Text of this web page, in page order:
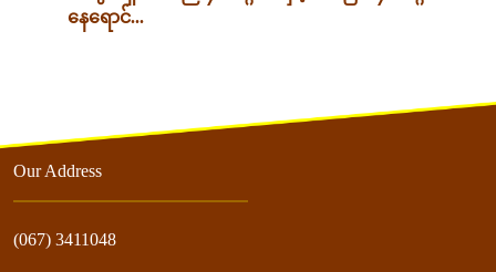
နေရောင်...
Our Address
(067) 3411048